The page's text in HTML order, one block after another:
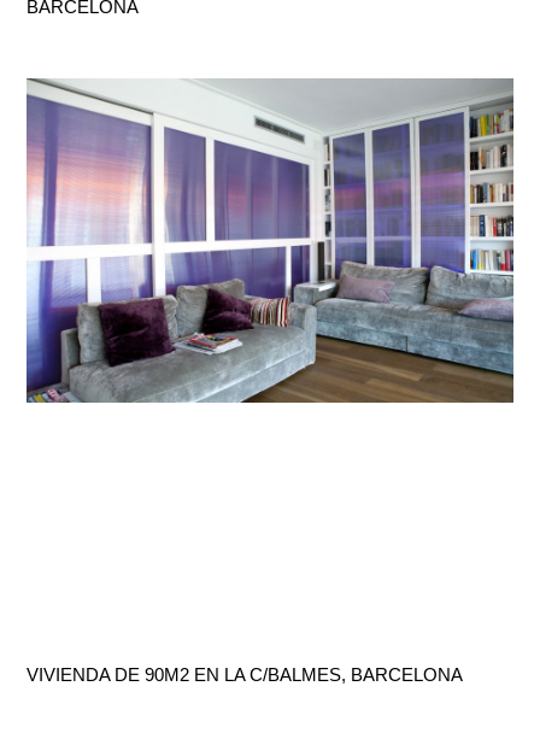
BARCELONA
VIVIENDA DE 90M2 EN LA C/BALMES, BARCELONA